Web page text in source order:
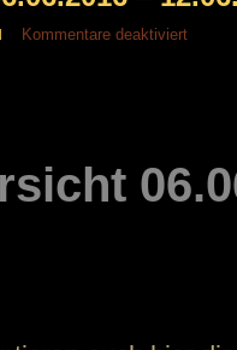
Kommentare deaktiviertfür